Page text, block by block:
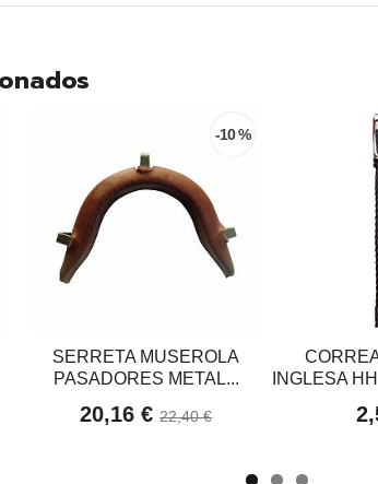
-10 %
SERRETA MUSEROLA
PASADORES METAL...
20,16 €22,40 €
INGLESA